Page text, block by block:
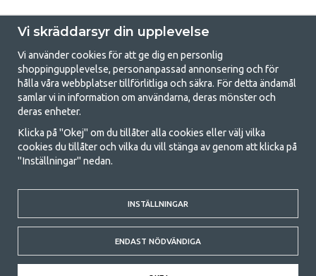
GetCamping.se - Din butik för camping
och uteliv
Att campa kan antingen vara en livsstil eller ett sätt att samla familjen
för ett gemensamt äventyr. Oavsett vilken kategori du tillhör hittar du
med att campa så därför erbjuder vi riktigt bra priser på familjetält,
husvagnstält och all annan utrustning för camping och friluftsliv. Vårt
mål är att i varje priskategori erbjuda den bästa campingutrustningen
gällande kvalitet och funktionalitet. Ta gärna kontakt med oss om det
är något du saknar eller vill veta mer om.
© 2020 GetCamping. All rights reserved.
Vi skräddarsyr din upplevelse
Vi använder cookies för att ge dig en personlig
shoppingupplevelse, personanpassad annonsering och för
hålla våra webbplatser tillförlitliga och säkra. För detta ändamål
samlar vi in information om användarna, deras mönster och
deras enheter.
Klicka på "Okej" om du tillåter alla cookies eller välj vilka
cookies du tillåter och vilka du vill stänga av genom att klicka på
"Inställningar" nedan.
INSTÄLLNINGAR
ENDAST NÖDVÄNDIGA